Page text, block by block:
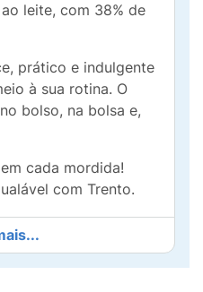
leite, com 38% de
prático e indulgente
à sua rotina. O
bolso, na bolsa e,
cada mordida!
com Trento.